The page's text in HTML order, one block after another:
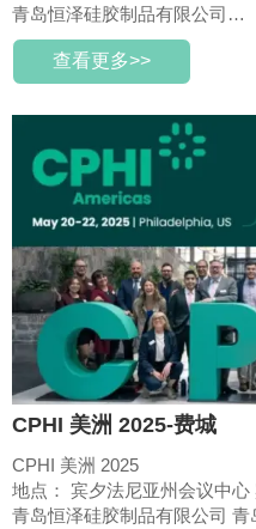
青岛恒泽硅胶制品有限公司
展位号: E6B53
查看更多>>
CPHI 美洲 2025-费城
CPHI 美洲 2025
地点： 宾夕法尼亚州会议中
青岛恒泽硅胶制品有限公司 青